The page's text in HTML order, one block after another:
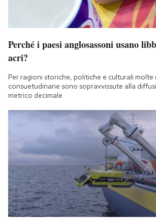
Perché i paesi anglosassoni usano
acri?
Per ragioni storiche, politiche e culturali molte
consuetudinarie sono sopravvissute alla
metrico decimale